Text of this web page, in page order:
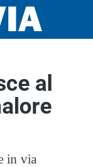
al
in via